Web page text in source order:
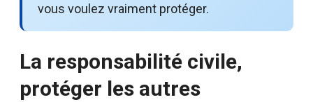
vous voulez vraiment protéger.
La responsabilité civile,
protéger les autres